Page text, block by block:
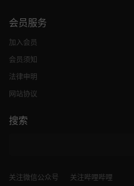
会员服务
加入会员
会员须知
法律申明
网站协议
搜索
关注微信公众号 关注哔哩哔哩